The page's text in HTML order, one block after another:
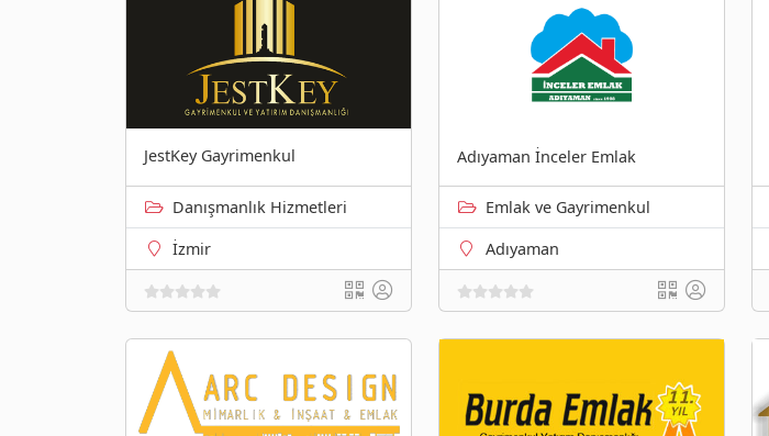
JestKey Gayrimenkul
Danışmanlık Hizmetleri
İzmir
Adıyaman İnceler Emlak
Emlak ve Gayrimenkul
Adıyaman